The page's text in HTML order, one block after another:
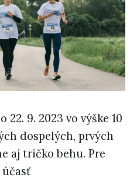
9. 2023 vo výške 10
dospelých, prvých
aj tričko behu. Pre